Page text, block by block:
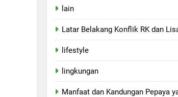
lain
Latar Belakang Konflik RK dan
lifestyle
lingkungan
Manfaat dan Kandungan Pepaya